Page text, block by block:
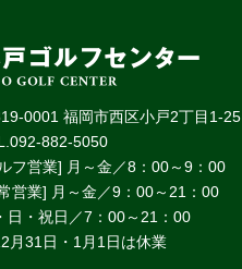
0001 福岡市西区小戸2丁目1-25
882-5050
フ営業] 月～金／8：00～9：00
営業] 月～金／9：00～21：00
日・祝日／7：00～21：00
月31日・1月1日は休業